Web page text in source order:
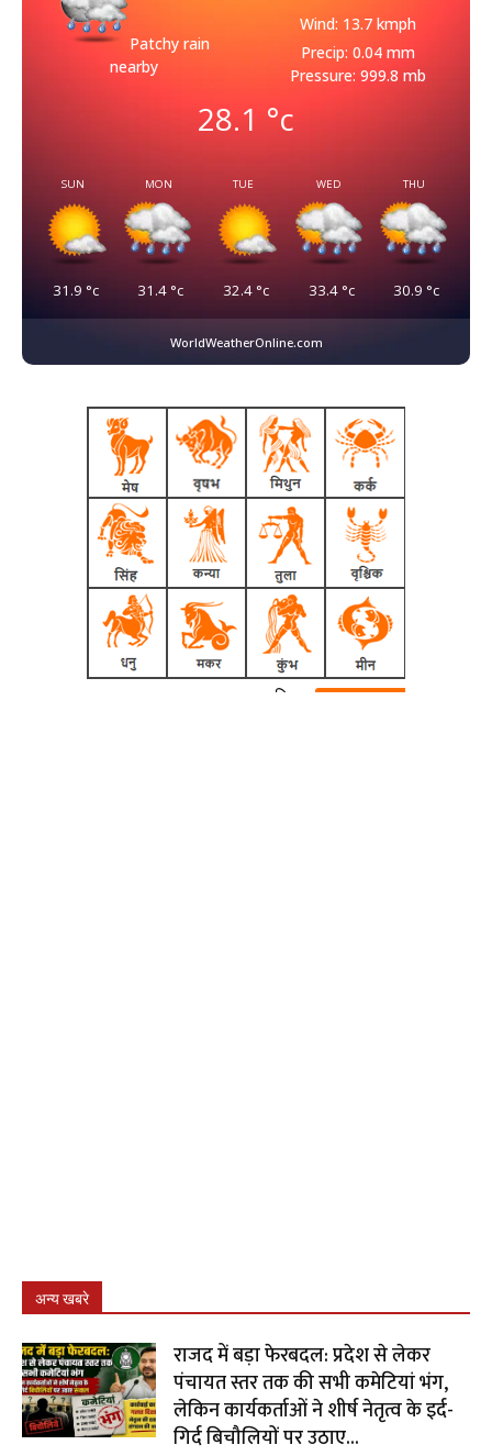
Patchy rain
nearby
Wind: 13.7 kmph
Precip: 0.04 mm
Pressure: 999.8 mb
28.1 °c
SUN
31.9 °c
MON
31.4 °c
TUE
32.4°c
WED
33.4°c
THU
30.9 °c
WorldWeatherOnline.com
अन्य खबरे
राजद में बड़ा फेरबदल: प्रदेश से लेकर
पंचायत स्तर तक की सभी कमेटियां भंग,
लेकिन कार्यकर्ताओं ने शीर्ष नेतृत्व के इर्द-
गिर्द बिचौलियों पर उठाए...